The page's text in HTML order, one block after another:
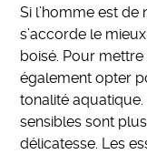
Si l’homme est
s’accorde le
boisé. Pour
également opter
tonalité
sensibles sont
délicatesse. Les